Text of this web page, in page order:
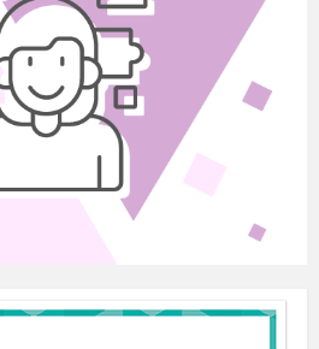
школярів 1 класу!
школи